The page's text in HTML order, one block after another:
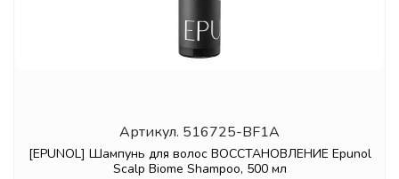
Артикул. 516725-BF1A
[EPUNOL] Шампунь для волос ВОССТАНОВЛЕНИЕ Epunol
Scalp Biome Shampoo, 500 мл